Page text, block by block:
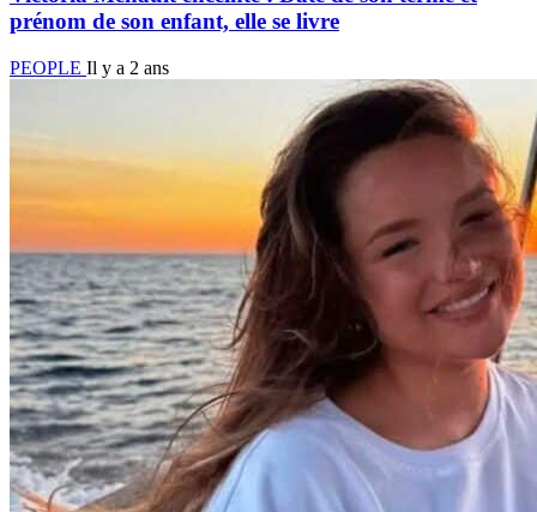
prénom de son enfant, elle se livre
PEOPLE Il y a 2 ans